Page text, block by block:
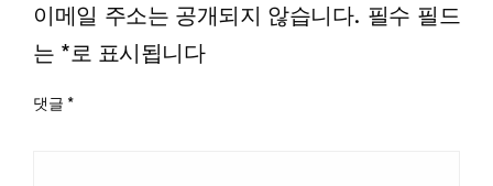
이메일 주소는 공개되지 않습니다. 필수 필드
는 *로 표시됩니다
댓글 *